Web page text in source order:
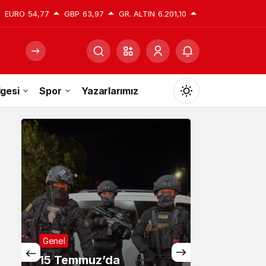
EURO 54,77 GBP 63,97 GR. ALTIN 6.201,10
Spor Yazarlarımız
Mod
değiştir
Gündüz Modu
Gündüz modunu seçin.
Gece Modu
Gece modunu seçin.